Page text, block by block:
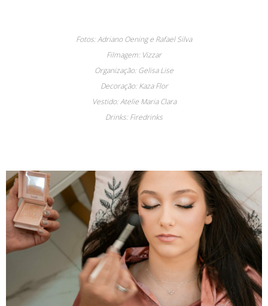
Fotos: Adriano Oening e Rafael Silva
Filmagem: Vizzar
Organização: Gelisa Lise
Decoração: Kaza Flor
Vestido: Atelie Maria Clara
Drinks: Firedrinks